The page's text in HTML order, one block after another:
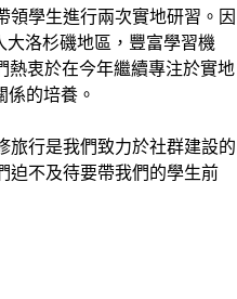
領學生進行兩次實地研習。因
洛杉磯地區，豐富學習機
熱衷於在今年繼續專注於實地
的培養。
旅行是我們致力於社群建設的
迫不及待要帶我們的學生前